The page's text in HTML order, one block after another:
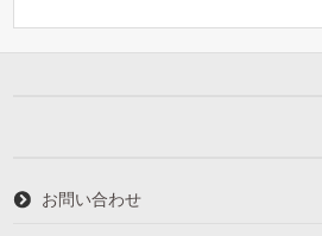
お問い合わせ